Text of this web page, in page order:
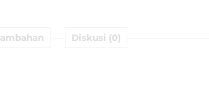
Diskusi (0)